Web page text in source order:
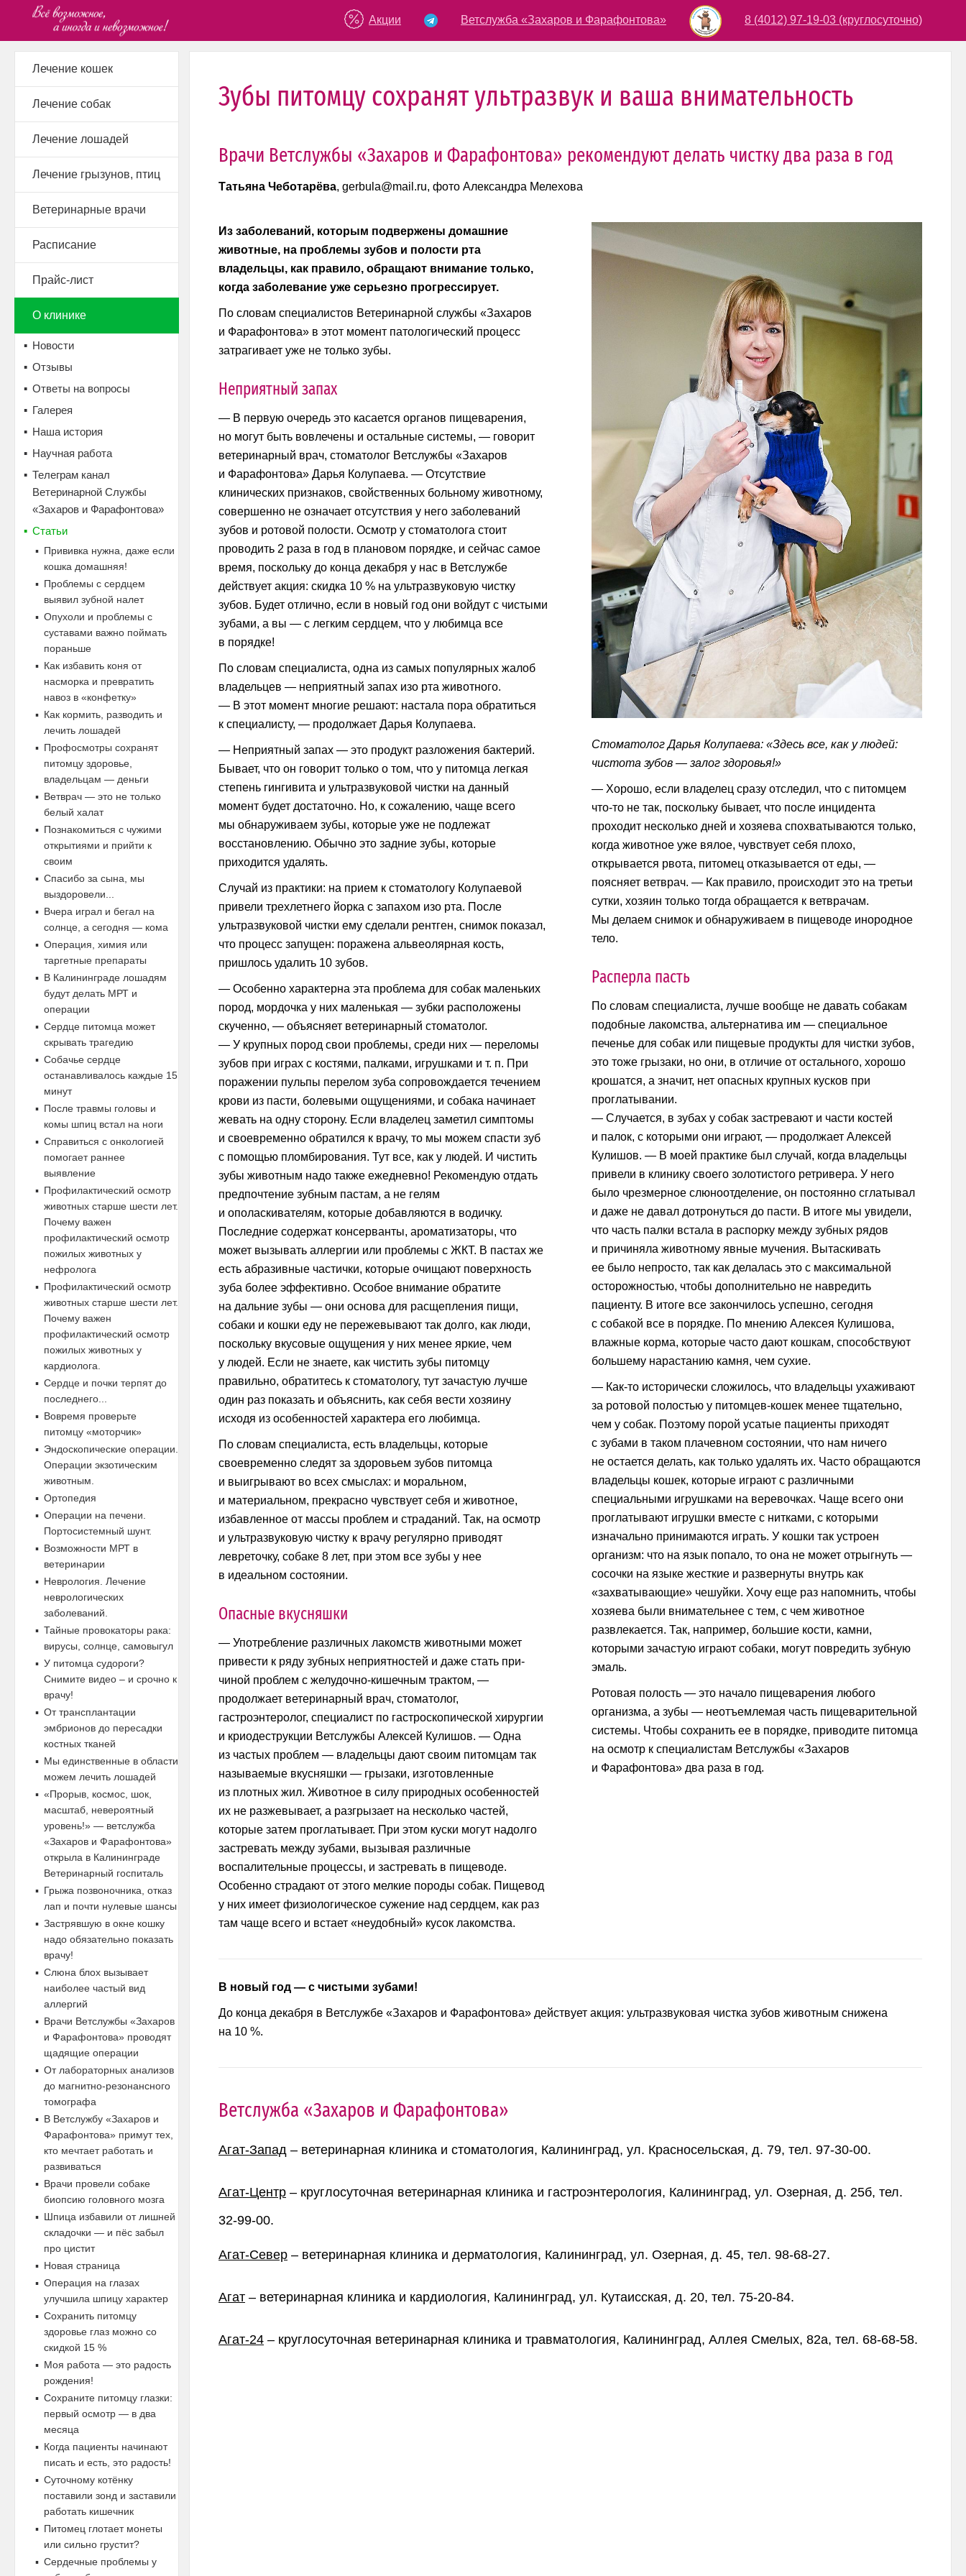
Акции Ветслужба «Захаров и Фарафонтова» 8 (4012) 97-19-03 (круглосуточно)
Лечение кошек
Лечение собак
Лечение лошадей
Лечение грызунов, птиц
Ветеринарные врачи
Расписание
Прайс-лист
О клинике
Новости
Отзывы
Ответы на вопросы
Галерея
Наша история
Научная работа
Телеграм канал
Ветеринарной Службы
«Захаров и Фарафонтова»
Статьи
Прививка нужна, даже если
кошка домашняя!
Проблемы с сердцем
выявил зубной налет
Опухоли и проблемы с
суставами важно поймать
пораньше
Как избавить коня от
насморка и превратить
навоз в «конфетку»
Как кормить, разводить и
лечить лошадей
Профосмотры сохранят
питомцу здоровье,
владельцам — деньги
Ветврач — это не только
белый халат
Познакомиться с чужими
открытиями и прийти к
своим
Спасибо за сына, мы
выздоровели...
Вчера играл и бегал на
солнце, а сегодня — кома
Операция, химия или
таргетные препараты
В Калининграде лошадям
будут делать МРТ и
операции
Сердце питомца может
скрывать трагедию
Собачье сердце
останавливалось каждые 15
минут
После травмы головы и
комы шпиц встал на ноги
Справиться с онкологией
помогает раннее
выявление
Профилактический осмотр
животных старше шести лет.
Почему важен
профилактический осмотр
пожилых животных у
нефролога
Профилактический осмотр
животных старше шести лет.
Почему важен
профилактический осмотр
пожилых животных у
кардиолога.
Сердце и почки терпят до
последнего...
Вовремя проверьте
питомцу «моторчик»
Эндоскопические операции.
Операции экзотическим
животным.
Ортопедия
Операции на печени.
Портосистемный шунт.
Возможности МРТ в
ветеринарии
Неврология. Лечение
неврологических
заболеваний.
Тайные провокаторы рака:
вирусы, солнце, самовыгул
У питомца судороги?
Снимите видео – и срочно к
врачу!
От трансплантации
эмбрионов до пересадки
костных тканей
Мы единственные в области
можем лечить лошадей
«Прорыв, космос, шок,
масштаб, невероятный
уровень!» — ветслужба
«Захаров и Фарафонтова»
открыла в Калининграде
Ветеринарный госпиталь
Грыжа позвоночника, отказ
лап и почти нулевые шансы
Застрявшую в окне кошку
надо обязательно показать
врачу!
Слюна блох вызывает
наиболее частый вид
аллергий
Врачи Ветслужбы «Захаров
и Фарафонтова» проводят
щадящие операции
От лабораторных анализов
до магнитно-резонансного
томографа
В Ветслужбу «Захаров и
Фарафонтова» примут тех,
кто мечтает работать и
развиваться
Врачи провели собаке
биопсию головного мозга
Шпица избавили от лишней
складочки — и пёс забыл
про цистит
Новая страница
Операция на глазах
улучшила шпицу характер
Сохранить питомцу
здоровье глаз можно со
скидкой 15 %
Моя работа — это радость
рождения!
Сохраните питомцу глазки:
первый осмотр — в два
месяца
Когда пациенты начинают
писать и есть, это радость!
Суточному котёнку
поставили зонд и заставили
работать кишечник
Питомец глотает монеты
или сильно грустит?
Сердечные проблемы у
Зубы питомцу сохранят ультразвук и ваша внимательность
Врачи Ветслужбы «Захаров и Фарафонтова» рекомендуют делать чистку два раза в год
Татьяна Чеботарёва, gerbula@mail.ru, фото Александра Мелехова
Из заболеваний, которым подвержены домашние
животные, на проблемы зубов и полости рта
владельцы, как правило, обращают внимание только,
когда заболевание уже серьезно прогрессирует.
По словам специалистов Ветеринарной службы «Захаров
и Фарафонтова» в этот момент патологический процесс
затрагивает уже не только зубы.
Неприятный запах
— В первую очередь это касается органов пищеварения,
но могут быть вовлечены и остальные системы, — говорит
ветеринарный врач, стоматолог Ветслужбы «Захаров
и Фарафонтова» Дарья Колупаева. — Отсутствие
клинических признаков, свойственных больному животному,
совершенно не означает отсутствия у него заболеваний
зубов и ротовой полости. Осмотр у стоматолога стоит
проводить 2 раза в год в плановом порядке, и сейчас самое
время, поскольку до конца декабря у нас в Ветслужбе
действует акция: скидка 10 % на ультразвуковую чистку
зубов. Будет отлично, если в новый год они войдут с чистыми
зубами, а вы — с легким сердцем, что у любимца все
в порядке!
По словам специалиста, одна из самых популярных жалоб
владельцев — неприятный запах изо рта животного.
— В этот момент многие решают: настала пора обратиться
к специалисту, — продолжает Дарья Колупаева.
— Неприятный запах — это продукт разложения бактерий.
Бывает, что он говорит только о том, что у питомца легкая
степень гингивита и ультразвуковой чистки на данный
момент будет достаточно. Но, к сожалению, чаще всего
мы обнаруживаем зубы, которые уже не подлежат
восстановлению. Обычно это задние зубы, которые
приходится удалять.
Случай из практики: на прием к стоматологу Колупаевой
привели трехлетнего йорка с запахом изо рта. После
ультразвуковой чистки ему сделали рентген, снимок показал,
что процесс запущен: поражена альвеолярная кость,
пришлось удалить 10 зубов.
— Особенно характерна эта проблема для собак маленьких
пород, мордочка у них маленькая — зубки расположены
скученно, — объясняет ветеринарный стоматолог.
— У крупных пород свои проблемы, среди них — переломы
зубов при играх с костями, палками, игрушками и т. п. При
поражении пульпы перелом зуба сопровождается течением
крови из пасти, болевыми ощущениями, и собака начинает
жевать на одну сторону. Если владелец заметил симптомы
и своевременно обратился к врачу, то мы можем спасти зуб
с помощью пломбирования. Тут все, как у людей. И чистить
зубы животным надо также ежедневно! Рекомендую отдать
предпочтение зубным пастам, а не гелям
и ополаскивателям, которые добавляются в водичку.
Последние содержат консерванты, ароматизаторы, что
может вызывать аллергии или проблемы с ЖКТ. В пастах же
есть абразивные частички, которые очищают поверхность
зуба более эффективно. Особое внимание обратите
на дальние зубы — они основа для расщепления пищи,
собаки и кошки еду не пережевывают так долго, как люди,
поскольку вкусовые ощущения у них менее яркие, чем
у людей. Если не знаете, как чистить зубы питомцу
правильно, обратитесь к стоматологу, тут зачастую лучше
один раз показать и объяснить, как себя вести хозяину
исходя из особенностей характера его любимца.
По словам специалиста, есть владельцы, которые
своевременно следят за здоровьем зубов питомца
и выигрывают во всех смыслах: и моральном,
и материальном, прекрасно чувствует себя и животное,
избавленное от массы проблем и страданий. Так, на осмотр
и ультразвуковую чистку к врачу регулярно приводят
левреточку, собаке 8 лет, при этом все зубы у нее
в идеальном состоянии.
Опасные вкусняшки
— Употребление различных лакомств животными может
привести к ряду зубных неприятностей и даже стать при-
чиной проблем с желудочно-кишечным трактом, —
продолжает ветеринарный врач, стоматолог,
гастроэнтеролог, специалист по гастроскопической хирургии
и криодеструкции Ветслужбы Алексей Кулишов. — Одна
из частых проблем — владельцы дают своим питомцам так
называемые вкусняшки — грызаки, изготовленные
из плотных жил. Животное в силу природных особенностей
их не разжевывает, а разгрызает на несколько частей,
которые затем проглатывает. При этом куски могут надолго
застревать между зубами, вызывая различные
воспалительные процессы, и застревать в пищеводе.
Особенно страдают от этого мелкие породы собак. Пищевод
у них имеет физиологическое сужение над сердцем, как раз
там чаще всего и встает «неудобный» кусок лакомства.
Стоматолог Дарья Колупаева: «Здесь все, как у людей:
чистота зубов — залог здоровья!»
— Хорошо, если владелец сразу отследил, что с питомцем
что-то не так, поскольку бывает, что после инцидента
проходит несколько дней и хозяева спохватываются только,
когда животное уже вялое, чувствует себя плохо,
открывается рвота, питомец отказывается от еды, —
поясняет ветврач. — Как правило, происходит это на третьи
сутки, хозяин только тогда обращается к ветврачам.
Мы делаем снимок и обнаруживаем в пищеводе инородное
тело.
Расперла пасть
По словам специалиста, лучше вообще не давать собакам
подобные лакомства, альтернатива им — специальное
печенье для собак или пищевые продукты для чистки зубов,
это тоже грызаки, но они, в отличие от остального, хорошо
крошатся, а значит, нет опасных крупных кусков при
проглатывании.
— Случается, в зубах у собак застревают и части костей
и палок, с которыми они играют, — продолжает Алексей
Кулишов. — В моей практике был случай, когда владельцы
привели в клинику своего золотистого ретривера. У него
было чрезмерное слюноотделение, он постоянно сглатывал
и даже не давал дотронуться до пасти. В итоге мы увидели,
что часть палки встала в распорку между зубных рядов
и причиняла животному явные мучения. Вытаскивать
ее было непросто, так как делалась это с максимальной
осторожностью, чтобы дополнительно не навредить
пациенту. В итоге все закончилось успешно, сегодня
с собакой все в порядке. По мнению Алексея Кулишова,
влажные корма, которые часто дают кошкам, способствуют
большему нарастанию камня, чем сухие.
— Как-то исторически сложилось, что владельцы ухаживают
за ротовой полостью у питомцев-кошек менее тщательно,
чем у собак. Поэтому порой усатые пациенты приходят
с зубами в таком плачевном состоянии, что нам ничего
не остается делать, как только удалять их. Часто обращаются
владельцы кошек, которые играют с различными
специальными игрушками на веревочках. Чаще всего они
проглатывают игрушки вместе с нитками, с которыми
изначально принимаются играть. У кошки так устроен
организм: что на язык попало, то она не может отрыгнуть —
сосочки на языке жесткие и развернуты внутрь как
«захватывающие» чешуйки. Хочу еще раз напомнить, чтобы
хозяева были внимательнее с тем, с чем животное
развлекается. Так, например, большие кости, камни,
которыми зачастую играют собаки, могут повредить зубную
эмаль.
Ротовая полость — это начало пищеварения любого
организма, а зубы — неотъемлемая часть пищеварительной
системы. Чтобы сохранить ее в порядке, приводите питомца
на осмотр к специалистам Ветслужбы «Захаров
и Фарафонтова» два раза в год.
В новый год — с чистыми зубами!
До конца декабря в Ветслужбе «Захаров и Фарафонтова» действует акция: ультразвуковая чистка зубов животным снижена
на 10 %.
Ветслужба «Захаров и Фарафонтова»
Агат-Запад – ветеринарная клиника и стоматология, Калининград, ул. Красносельская, д. 79, тел. 97-30-00.
Агат-Центр – круглосуточная ветеринарная клиника и гастроэнтерология, Калининград, ул. Озерная, д. 25б, тел.
32-99-00.
Агат-Север – ветеринарная клиника и дерматология, Калининград, ул. Озерная, д. 45, тел. 98-68-27.
Агат – ветеринарная клиника и кардиология, Калининград, ул. Кутаисская, д. 20, тел. 75-20-84.
Агат-24 – круглосуточная ветеринарная клиника и травматология, Калининград, Аллея Смелых, 82а, тел. 68-68-58.